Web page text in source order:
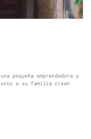
pequeña emprendedora y
a su familia crean